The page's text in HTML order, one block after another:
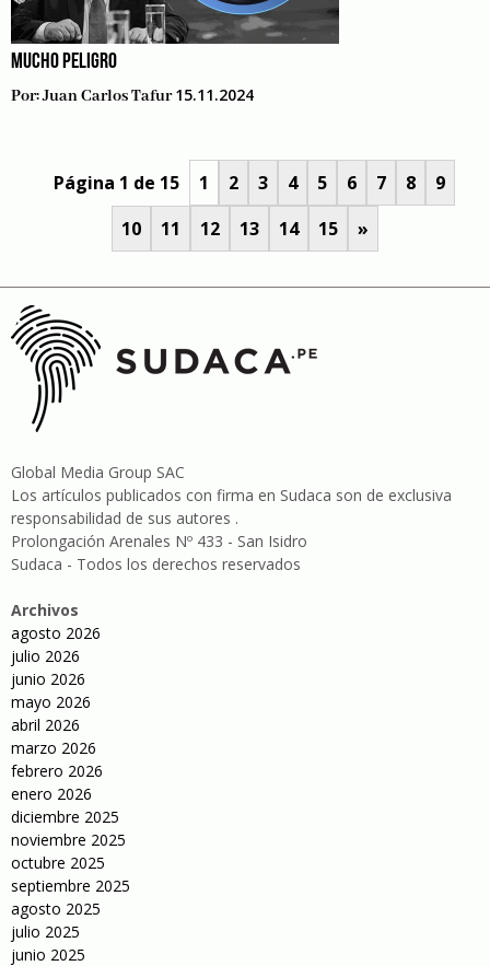
MUCHO PELIGRO
Por:Juan Carlos Tafur 15.11.2024
Página 1 de 15 1 2 3 4 5 6 7 8
9
10
11 12 13 14 15 »
Global Media Group SAC
Los artículos publicados con firma en Sudaca son de exclusiva
responsabilidad de sus autores .
Prolongación Arenales Nº 433 - San Isidro
Sudaca - Todos los derechos reservados
Archivos
agosto 2026
julio 2026
junio 2026
mayo 2026
abril 2026
marzo 2026
febrero 2026
enero 2026
diciembre 2025
noviembre 2025
octubre 2025
septiembre 2025
agosto 2025
julio 2025
junio 2025